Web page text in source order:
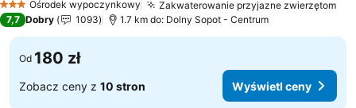
3 KategoriaOśrodek wypoczynkowy Zakwaterowanie przyjazne zwierzętom
7,7 Dobry 1093 1.7 km do: Dolny Sopot - Centrum
Od 180 zł
Zobacz ceny z 10 stron Wyświetl ceny